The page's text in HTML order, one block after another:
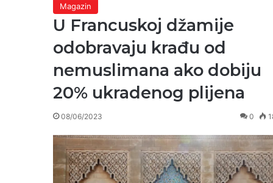
Magazin
U Francuskoj džamije
odobravaju krađu od
nemuslimana ako dobiju
20% ukradenog plijena
08/06/2023 0